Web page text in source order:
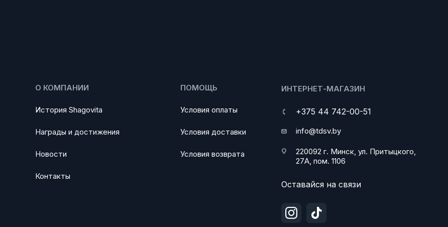
О КОМПАНИИ
История Shagovita
Награды и достижения
Новости
Контакты
ПОМОЩЬ
Условия оплаты
Условия доставки
Условия возврата
ИНТЕРНЕТ-МАГАЗИН
+375 44 742-00-51
info@tdsv.by
220092 г. Минск, ул. Притыцкого,
27А, пом. 1106
Оставайся на связи